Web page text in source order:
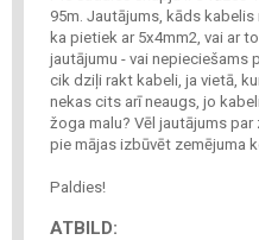
95m. Jautājums, kāds kabelis
ka pietiek ar 5x4mm2, vai ar
jautājumu - vai nepieciešams
cik dziļi rakt kabeli, ja vietā,
nekas cits arī neaugs, jo
žoga malu? Vēl jautājums
pie mājas izbūvēt zemējuma
Paldies!
ATBILD: